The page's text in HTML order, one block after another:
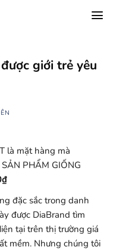
giới trẻ yêu
là mặt hàng mà
PHẨM GIỐNG
₫
đặc sắc trong danh
được DiaBrand tìm
tại trên thị trường giá
mềm. Nhưng chúng tôi